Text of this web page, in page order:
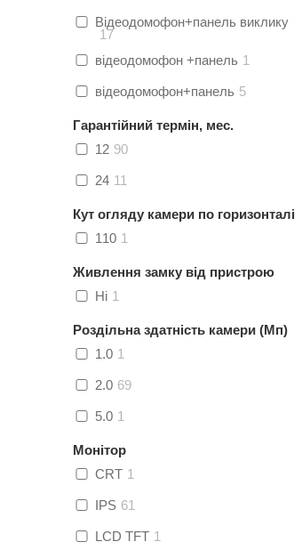
Відеодомофон+панель виклику
17
відеодомофон +панель 1
відеодомофон+панель 5
Гарантійний термін, мес.
12 90
24 11
Кут огляду камери по горизонталі
110 1
Живлення замку від пристрою
Ні 1
Роздільна здатність камери (Мп)
1.0 1
2.0 69
5.0 1
Монітор
CRT 1
IPS 61
LCD TFT 1